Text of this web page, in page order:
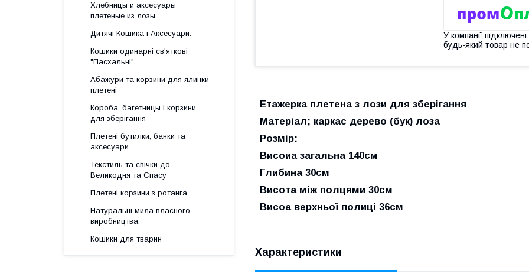
У компанії
будь-який товар не
Етажерка плетена з лози для зберігання
Матеріал; каркас дерево (бук) лоза
Розмір:
Висоиа загальна 140см
Глибина 30см
Висота між полцями 30см
Висоа верхньої полиці 36см
Характеристики
Хлебницы и аксесуары
плетеные из лозы
Дитячі Кошика і Аксесуари.
Кошики одинарні св'яткові
"Пасхальні"
Абажури та корзини для ялинки
плетені
Короба, багетницы і корзини
для зберігання
Плетені бутилки, банки та
аксесуари
Текстиль та свічки до
Великодня та Спасу
Плетені корзини з ротанга
Натуральні мила власного
виробництва.
Кошики для тварин